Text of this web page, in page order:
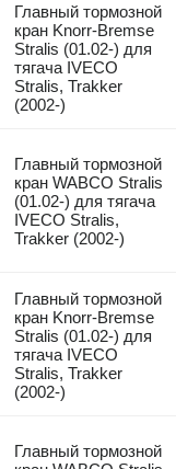
Главный тормозной
кран Knorr-Bremse
Stralis (01.02-) для
тягача IVECO
Stralis, Trakker
(2002-)
Главный тормозной
кран WABCO Stralis
(01.02-) для тягача
IVECO Stralis,
Trakker (2002-)
Главный тормозной
кран Knorr-Bremse
Stralis (01.02-) для
тягача IVECO
Stralis, Trakker
(2002-)
Главный тормозной